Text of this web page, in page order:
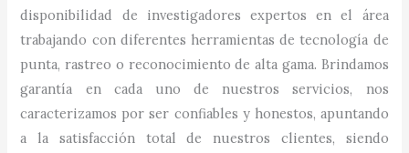
disponibilidad de investigadores expertos en el área
trabajando con diferentes herramientas de tecnología de
punta, rastreo o reconocimiento de alta gama. Brindamos
garantía en cada uno de nuestros servicios, nos
caracterizamos por ser confiables y honestos, apuntando
a la satisfacción total de nuestros clientes, siendo